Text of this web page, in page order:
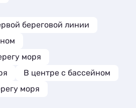
береговой линии
моря
В центре с бассейном
моря